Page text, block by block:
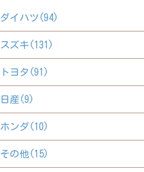
ダイハツ(94)
スズキ(131)
トヨタ(91)
日産(9)
ホンダ(10)
その他(15)